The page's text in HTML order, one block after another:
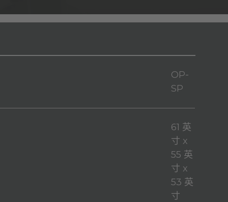
OP-
SP
61 英
寸 x
55 英
寸 x
53 英
寸